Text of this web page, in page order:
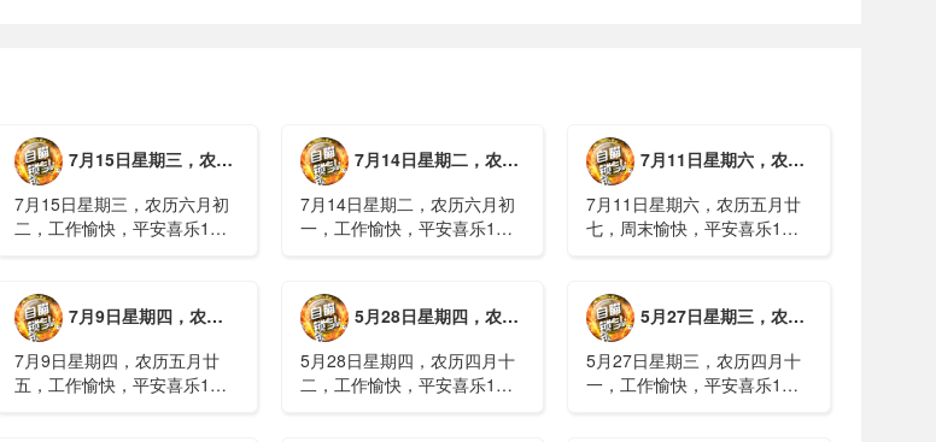
7月15日星期三，农历六月初二，工作愉快，平安喜乐
7月15日星期三，农历六月初
二，工作愉快，平安喜乐1、
案2、全球首款实体瘤CAR-T
细胞治疗走向临床，上海多家
医院开......
7月14日星期二，农历六月初一，工作愉快，平安喜乐
7月14日星期二，农历六月初
一，工作愉快，平安喜乐1、
停业2、广西梧州万秀区：累
计发现登革热病例228例，已
治愈出院1......
7月11日星期六，农历五月廿七，周末愉快，平安喜乐
7月11日星期六，农历五月廿
七，周末愉快，平安喜乐1、
8000多人被困，总台记者徒步
近6小时抵达乡政府3、上海发
布海......
7月9日星期四，农历五月廿五，工作愉快，平安喜乐
7月9日星期四，农历五月廿
五，工作愉快，平安喜乐1、
5月28日星期四，农历四月十二，工作愉快，平安喜乐
5月28日星期四，农历四月十
二，工作愉快，平安喜乐1、
5月27日星期三，农历四月十一，工作愉快，平安喜乐
5月27日星期三，农历四月十
一，工作愉快，平安喜乐1、